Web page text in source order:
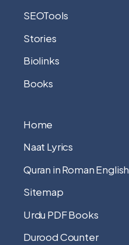
SEOTools
Stories
Biolinks
Books
Home
Naat Lyrics
Quran in Roman English
Sitemap
Urdu PDF Books
Durood Counter